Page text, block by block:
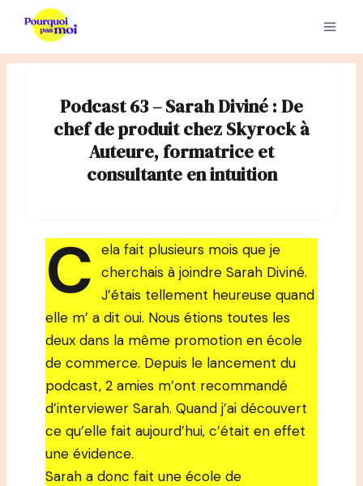
contenu
Podcast 63 – Sarah Diviné : De
chef de produit chez Skyrock à
Auteure, formatrice et
consultante en intuition
C ela fait plusieurs mois que je
cherchais à joindre Sarah Diviné.
J’étais tellement heureuse quand
elle m’ a dit oui. Nous étions toutes les
deux dans la même promotion en école
de commerce. Depuis le lancement du
podcast, 2 amies m’ont recommandé
d’interviewer Sarah. Quand j’ai découvert
ce qu’elle fait aujourd’hui, c’était en effet
une évidence.
Sarah a donc fait une école de